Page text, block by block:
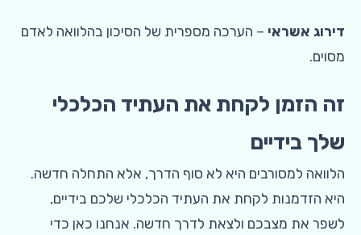
דירוג אשראי – הערכה מספרית של הסיכון בהלוואה לאדם
מסוים.
זה הזמן לקחת את העתיד הכלכלי
שלך בידיים
הלוואה למסורבים היא לא סוף הדרך, אלא התחלה חדשה.
היא הזדמנות לקחת את העתיד הכלכלי שלכם בידיים,
לשפר את מצבכם ולצאת לדרך חדשה. אנחנו כאן כדי